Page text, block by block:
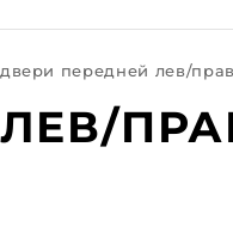
передней лев/прав
ПРАВ